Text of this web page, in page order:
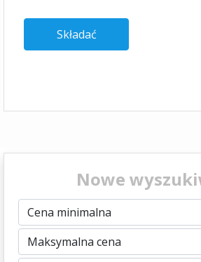
Nowe
Cena minimalna
Maksymalna cena